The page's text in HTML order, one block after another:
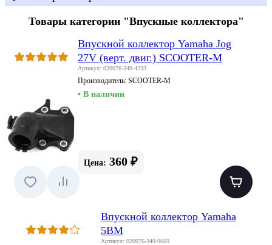
Товары категории "Впускные коллектора"
Впускной коллектор Yamaha Jog
27V (верт. двиг.) SCOOTER-M
Артикул: 020076-349-4233
Производитель: SCOOTER-M
• В наличии
Цена: 360 ₽
Впускной коллектор Yamaha
5BM
Артикул: 020076-349-9669